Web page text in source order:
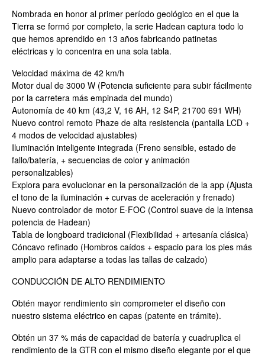
Nombrada en honor al primer período geológico en el que la
Tierra se formó por completo, la serie Hadean captura todo lo
que hemos aprendido en 13 años fabricando patinetas
eléctricas y lo concentra en una sola tabla.
Velocidad máxima de 42 km/h
Motor dual de 3000 W (Potencia suficiente para subir fácilmente
por la carretera más empinada del mundo)
Autonomía de 40 km (43,2 V, 16 AH, 12 S4P, 21700 691 WH)
Nuevo control remoto Phaze de alta resistencia (pantalla LCD +
4 modos de velocidad ajustables)
Iluminación inteligente integrada (Freno sensible, estado de
fallo/batería, + secuencias de color y animación
personalizables)
Explora para evolucionar en la personalización de la app (Ajusta
el tono de la iluminación + curvas de aceleración y frenado)
Nuevo controlador de motor E-FOC (Control suave de la intensa
potencia de Hadean)
Tabla de longboard tradicional (Flexibilidad + artesanía clásica)
Cóncavo refinado (Hombros caídos + espacio para los pies más
amplio para adaptarse a todas las tallas de calzado)
CONDUCCIÓN DE ALTO RENDIMIENTO
Obtén mayor rendimiento sin comprometer el diseño con
nuestro sistema eléctrico en capas (patente en trámite).
Obtén un 37 % más de capacidad de batería y cuadruplica el
rendimiento de la GTR con el mismo diseño elegante por el que